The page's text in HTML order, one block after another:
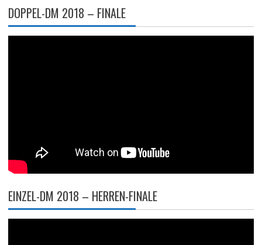
DOPPEL-DM 2018 – FINALE
EINZEL-DM 2018 – HERREN-FINALE